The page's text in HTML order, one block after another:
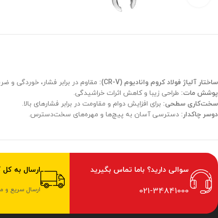
ساختار آلیاژ فولاد کروم وانادیوم (CR-V):
مقاوم در برابر فشار، خوردگی و
پوشش مات: طراحی زیبا و کاهش اثرات خراشیدگی.
سخت‌کاری سطحی: برای افزایش دوام و مقاومت در برابر فشارهای بالا.
دوسر چاکدار: دسترسی آسان به پیچ‌ها و مهره‌های سخت‌دسترس.
سوالی دارید؟ باما تماس بگیرید
021-34841000
ارسال به
ارسال سریع